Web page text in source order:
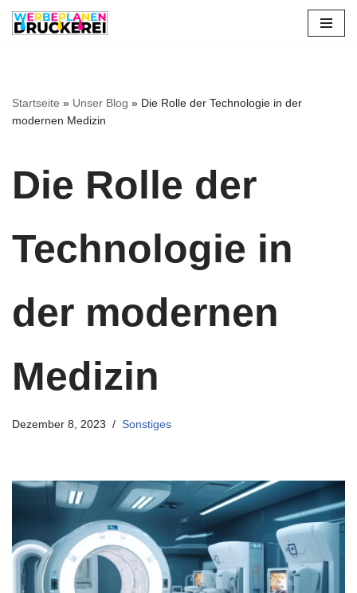
Startseite » Unser Blog » Die Rolle der Technologie in der
modernen Medizin
Die Rolle der
Technologie in
der modernen
Medizin
Dezember 8, 2023 Sonstiges